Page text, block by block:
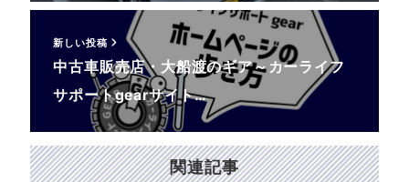
新しい投稿
中古車販売店・大船渡のギア～カーライフ
サポートgearサイト…
関連記事